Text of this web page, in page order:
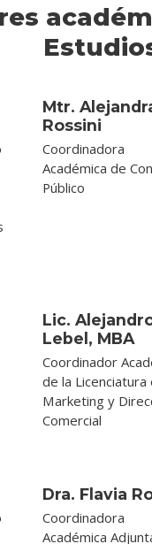
Mtr.
Rossini
Coordinadora
Académica de
Público
Lic.
Lebel, MBA
Coordinador
de la Licenciatura
Marketing y
Comercial
Dra. Flavia
Coordinadora
Académica